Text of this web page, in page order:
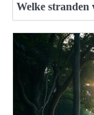
Welke stranden